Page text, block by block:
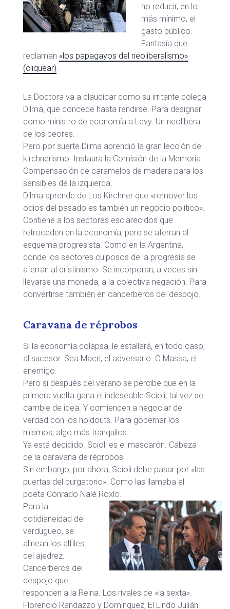
no reducir, en lo
más mínimo, el
gasto público.
Fantasía que
reclaman «los papagayos del neoliberalismo»
(cliquear).
La Doctora va a claudicar como su irritante colega
Dilma, que concede hasta rendirse. Para designar
como ministro de economía a Levy. Un neoliberal
de los peores.
Pero por suerte Dilma aprendió la gran lección del
kirchnerismo. Instaura la Comisión de la Memoria.
Compensación de caramelos de madera para los
sensibles de la izquierda.
Dilma aprende de Los Kirchner que «remover los
odios del pasado es también un negocio político».
Contiene a los sectores esclarecidos que
retroceden en la economía, pero se aferran al
esquema progresista. Como en la Argentina,
donde los sectores culposos de la progresía se
aferran al cristinismo. Se incorporan, a veces sin
llevarse una moneda, a la colectiva negación. Para
convertirse también en cancerberos del despojo.
Caravana de réprobos
Si la economía colapsa, le estallará, en todo caso,
al sucesor. Sea Macri, el adversario. O Massa, el
enemigo.
Pero si después del verano se percibe que en la
primera vuelta gana el indeseable Scioli, tal vez se
cambie de idea. Y comiencen a negociar de
verdad con los holdouts. Para gobernar los
mismos, algo más tranquilos.
Ya está decidido. Scioli es el mascarón. Cabeza
de la caravana de réprobos.
Sin embargo, por ahora, Scioli debe pasar por «las
puertas del purgatorio». Como las llamaba el
poeta Conrado Nalé Roxlo.
Para la
cotidianeidad del
verdugueo, se
alinean los alfiles
del ajedrez.
Cancerberos del
despojo que
responden a la Reina. Los rivales de «la sexta».
Florencio Randazzo y Domínguez, El Lindo Julián.